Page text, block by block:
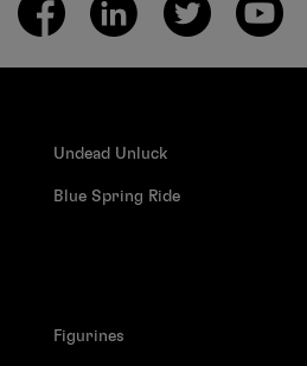
Undead Unluck
Blue Spring Ride
Figurines